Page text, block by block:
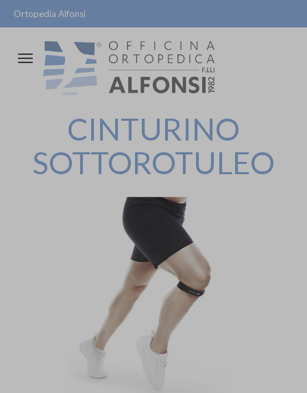
Ortopedia Alfonsi
Attiva/disattiva
navigazione
CINTURINO
SOTTOROTULEO